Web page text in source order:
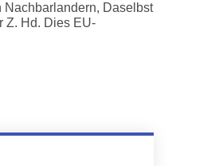
Nachbarlandern, Daselbst
Z. Hd. Dies EU-